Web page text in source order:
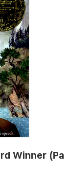
Winner (Pa